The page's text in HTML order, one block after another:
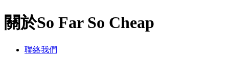
關於So Far So Cheap
聯絡我們